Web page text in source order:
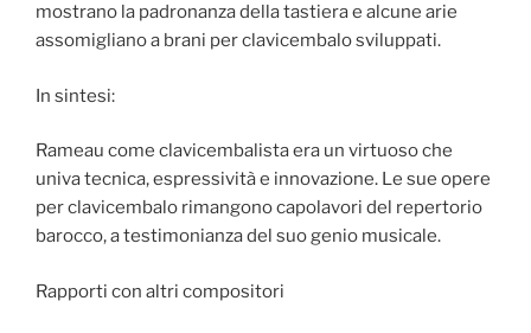
mostrano la padronanza della tastiera e alcune arie
assomigliano a brani per clavicembalo sviluppati.
In sintesi:
Rameau come clavicembalista era un virtuoso che
univa tecnica, espressività e innovazione. Le sue opere
per clavicembalo rimangono capolavori del repertorio
barocco, a testimonianza del suo genio musicale.
Rapporti con altri compositori